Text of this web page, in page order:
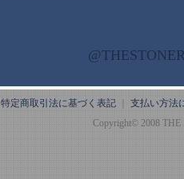
特定商取引法に基づく表記
支払い方法
Copyright© 2008 THE